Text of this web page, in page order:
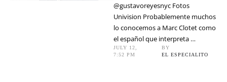
@gustavoreyesnyc Fotos
Univision Probablemente muchos
lo conocemos a Marc Clotet como
el español que interpreta …
JULY 12,
7:52 PM
BY
EL ESPECIALITO